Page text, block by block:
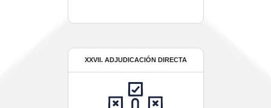
XXVII. ADJUDICACIÓN DIRECTA